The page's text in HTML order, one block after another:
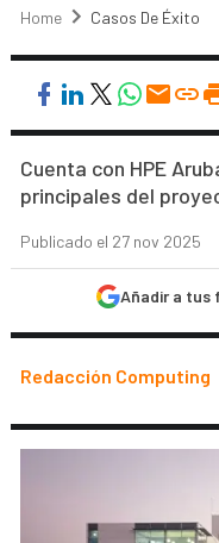
Home Casos De Éxito
Cuenta con HPE
principales del
Publicado el 27 nov 2025
Añadir a tus
Redacción Computing